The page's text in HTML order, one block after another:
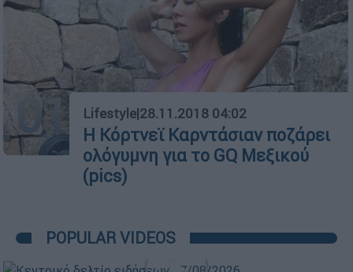
01 Lifestyle|28.11.2018 04:02
H Κόρτνεϊ Καρντάσιαν ποζάρει
ολόγυμνη για το GQ Μεξικού
(pics)
POPULAR VIDEOS